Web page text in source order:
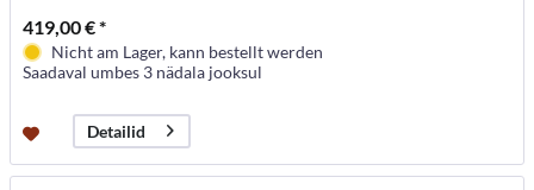
419,00 € *
Nicht am Lager, kann bestellt werden
Saadaval umbes 3 nädala jooksul
Detailid